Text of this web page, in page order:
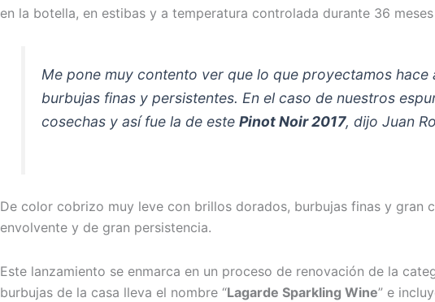
en la botella, en estibas y a temperatura controlada durante 36
Me pone muy contento ver que lo que proyectamos
burbujas finas y persistentes. En el caso de nuestros
cosechas y así fue la de estePinot Noir 2017, dijo Juan
De color cobrizo muy leve con brillos dorados, burbujas finas y gran
envolvente y de gran persistencia.
Este lanzamiento se enmarca en un proceso de renovación de la
burbujas de la casa lleva el nombre “Lagarde Sparkling Wine” e